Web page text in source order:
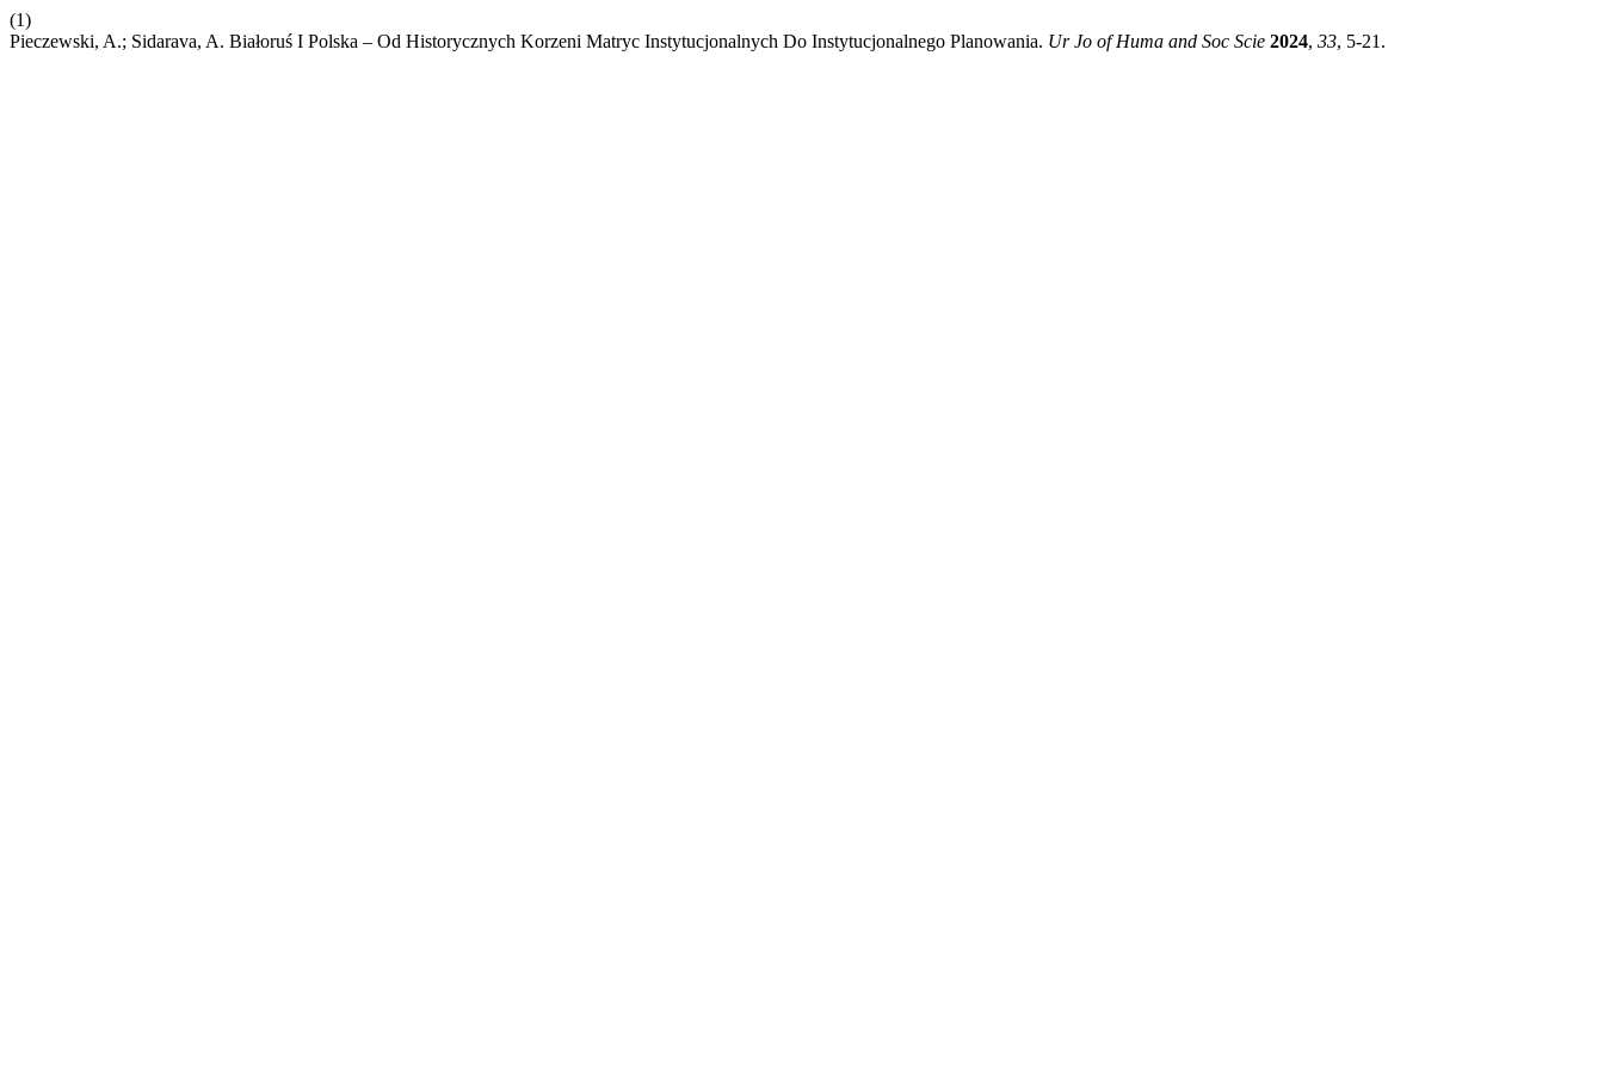
(1)
Pieczewski, A.; Sidarava, A. Białoruś I Polska – Od Historycznych Korzeni Matryc Instytucjonalnych Do Instytucjonalnego Planowania. Ur Jo of Huma and Soc Scie 2024, 33, 5-21.